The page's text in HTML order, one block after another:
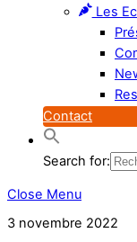
Les
Contact
Search for:
Close Menu
3 novembre 2022